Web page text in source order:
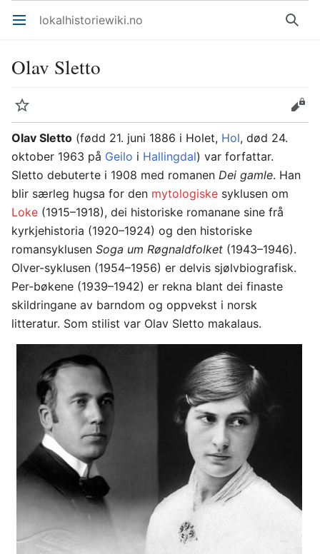
Åpne hovedmenyen lokalhistoriewiki.no Søk
Olav Sletto
Overvåk
Rediger
Olav Sletto (fødd 21. juni 1886 i Holet, Hol, død 24.
oktober 1963 på Geilo i Hallingdal) var forfattar.
Sletto debuterte i 1908 med romanen Dei gamle. Han
blir særleg hugsa for den mytologiske syklusen om
Loke (1915–1918), dei historiske romanane sine frå
kyrkjehistoria (1920–1924) og den historiske
romansyklusen Soga um Røgnaldfolket (1943–1946).
Olver-syklusen (1954–1956) er delvis sjølvbiografisk.
Per-bøkene (1939–1942) er rekna blant dei finaste
skildringane av barndom og oppvekst i norsk
litteratur. Som stilist var Olav Sletto makalaus.